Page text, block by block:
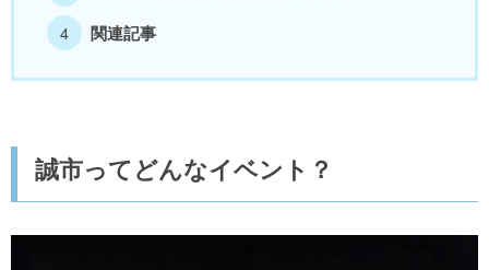
関連記事
誠市ってどんなイベント？